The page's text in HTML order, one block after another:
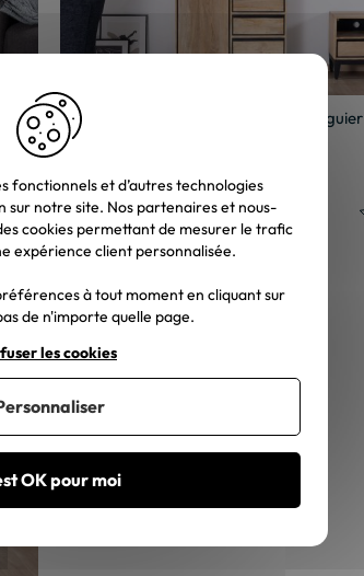
Meuble de rangement haut en manguier
naturel et noir design épuré "Bocca"
984,00 €
7,00 €
2
fonctionnels et d’autres technologies
sur notre site. Nos partenaires et nous-
cookies permettant de mesurer le trafic
expérience client personnalisée.
à tout moment en cliquant sur
de n'importe quelle page.
OK pour moi
les cookies